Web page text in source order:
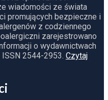
wiadomości ze świata
promujących bezpieczne i
z codziennego
zarejestrowano
o wydawnictwach
2544-2953. Czytaj